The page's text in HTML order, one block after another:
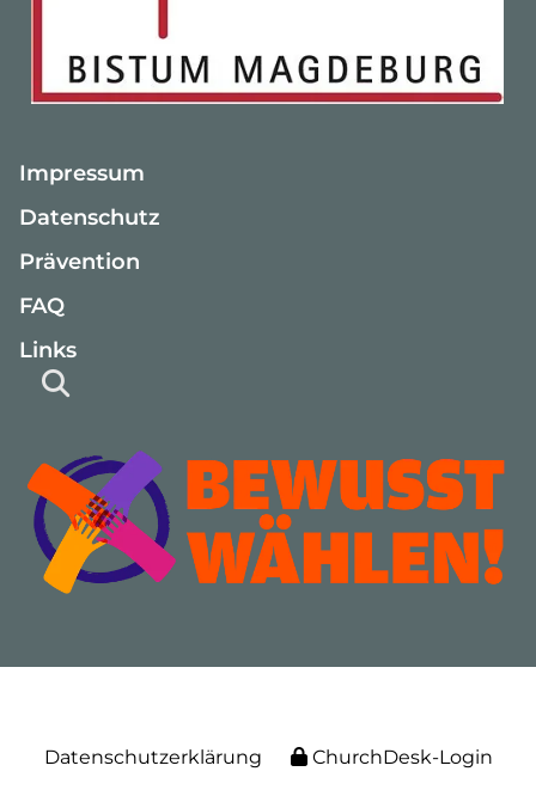
Impressum
Datenschutz
Prävention
FAQ
Links
Datenschutzerklärung ChurchDesk-Login